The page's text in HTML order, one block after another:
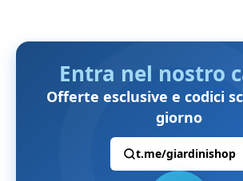
Entra nel nostro
Offerte esclusive e codici
giorno
t.me/giardinishop